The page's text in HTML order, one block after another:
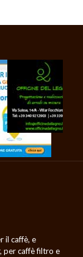
il caffè, e
per caffè filtro e